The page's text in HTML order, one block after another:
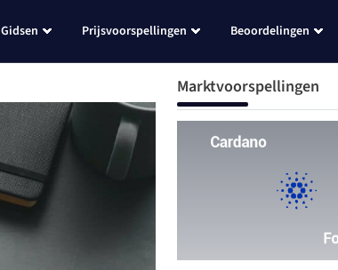
Gidsen Prijsvoorspellingen Beoordelingen
Marktvoorspellingen